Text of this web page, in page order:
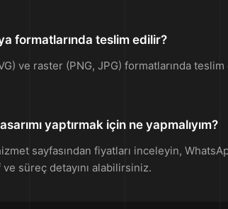
formatlarında teslim edilir?
ve raster (PNG, JPG) formatlarında
yaptırmak için ne yapmalıyım?
sayfasından fiyatları inceleyin,
süreç detayını alabilirsiniz.